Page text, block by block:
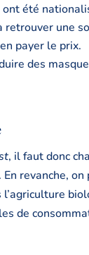
été
retrouver une
payer le prix.
des
, il faut donc
revanche,
de